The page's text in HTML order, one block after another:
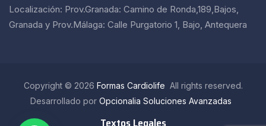
Localización: Prov.Granada: Camino de Ronda,189,Bajos,
Granada y Prov.Málaga: Calle Purgatorio 1, Bajo, Antequera
Copyright © 2026 Formas Cardiolife All rights reserved.
Desarrollado por Opcionalia Soluciones Avanzadas